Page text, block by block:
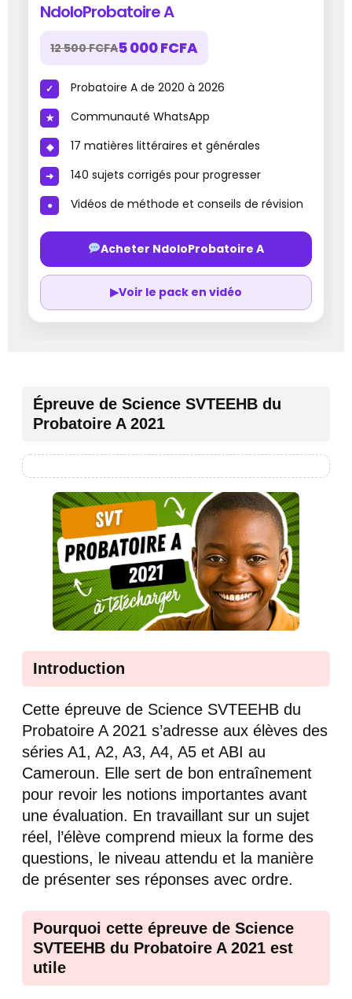
NdoloProbatoire A
12 500 FCFA5 000 FCFA
Probatoire A de 2020 à 2026
Communauté WhatsApp
17 matières littéraires et générales
140 sujets corrigés pour progresser
Vidéos de méthode et conseils de révision
Acheter NdoloProbatoire A
▶Voir le pack en vidéo
Épreuve de Science SVTEEHB du
Probatoire A 2021
Introduction
Cette épreuve de Science SVTEEHB du
Probatoire A 2021 s’adresse aux élèves des
séries A1, A2, A3, A4, A5 et ABI au
Cameroun. Elle sert de bon entraînement
pour revoir les notions importantes avant
une évaluation. En travaillant sur un sujet
réel, l’élève comprend mieux la forme des
questions, le niveau attendu et la manière
de présenter ses réponses avec ordre.
Pourquoi cette épreuve de Science
SVTEEHB du Probatoire A 2021 est
utile